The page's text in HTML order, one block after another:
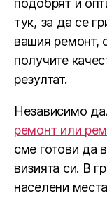
подобрят и
тук, за да се
вашия ремонт,
получите
резултат.
Независимо
ремонт или
сме готови да
визията си. В
населени